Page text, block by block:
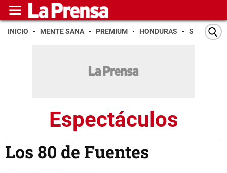
INICIO MENTE SANA PREMIUM HONDURAS SAN PEDRO
Espectáculos
Los 80 de Fuentes